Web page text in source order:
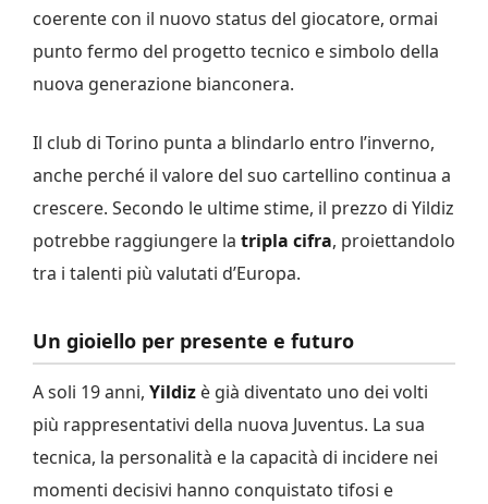
coerente con il nuovo status del giocatore, ormai
punto fermo del progetto tecnico e simbolo della
nuova generazione bianconera.
Il club di Torino punta a blindarlo entro l’inverno,
anche perché il valore del suo cartellino continua a
crescere. Secondo le ultime stime, il prezzo di Yildiz
potrebbe raggiungere la tripla cifra, proiettandolo
tra i talenti più valutati d’Europa.
Un gioiello per presente e futuro
A soli 19 anni, Yildiz è già diventato uno dei volti
più rappresentativi della nuova Juventus. La sua
tecnica, la personalità e la capacità di incidere nei
momenti decisivi hanno conquistato tifosi e